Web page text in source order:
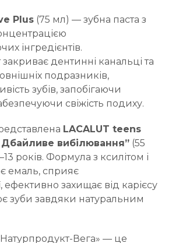
Plus (75 мл) — зубна паста з
інгредієнтів.
закриває дентинні канальці та
подразників,
зубів, запобігаючи
свіжість подиху.
LACALUT teens
Дбайливе вибілювання” (55
років. Формула з ксилітом і
емаль, сприяє
ефективно захищає від карієсу
зуби завдяки натуральним
Вега» — це